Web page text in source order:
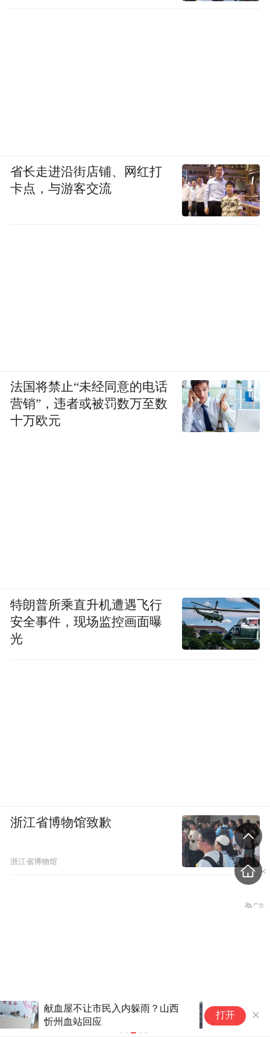
演员侯明昊违反交规被约谈？当
地交警回应
打开
省长走进沿街店铺、网红打
卡点，与游客交流
法国将禁止“未经同意的电话
营销”，违者或被罚数万至数
十万欧元
特朗普所乘直升机遭遇飞行
安全事件，现场监控画面曝
光
浙江省博物馆致歉
浙江省博物馆